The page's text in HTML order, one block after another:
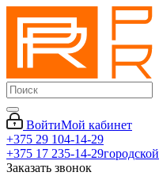
ВойтиМой кабинет
+375 29 104-14-29
+375 17 235-14-29городской
Заказать звонок